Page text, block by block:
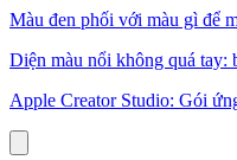
Màu đen phối với màu gì để
Diện màu nổi không quá tay:
Apple Creator Studio: Gói